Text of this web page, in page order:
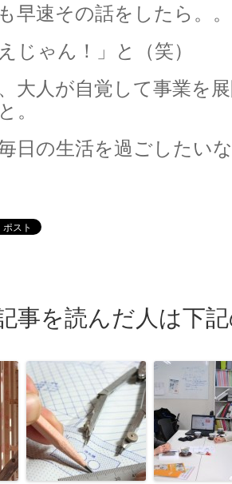
早速その話をしたら。
じゃん！」と（笑）
大人が自覚して事業を
。
日の生活を過ごしたい
事を読んだ人は下